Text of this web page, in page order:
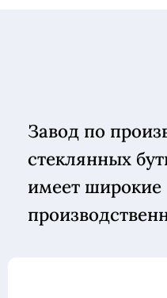
Завод по
стеклянных
имеет широкие